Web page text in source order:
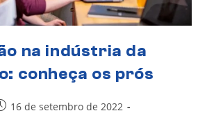
na indústria da
conheça os prós
16 de setembro de 2022